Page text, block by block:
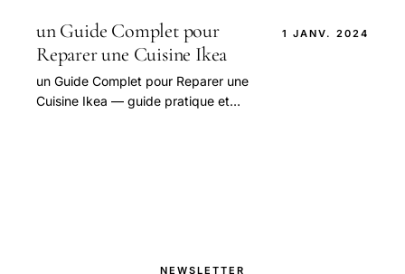
un Guide Complet pour
Reparer une Cuisine Ikea
un Guide Complet pour Reparer une
Cuisine Ikea — guide pratique et
1 JANV. 2024
NEWSLETTER